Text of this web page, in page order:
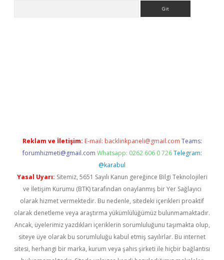
Reklam ve İletişim: E-mail: backlinkpaneli@gmail.com Teams:
forumhizmeti@gmail.com Whatsapp: 0262 606 0 726 Telegram:
@karabul
Yasal Uyarı: Sitemiz, 5651 Sayılı Kanun gereğince Bilgi Teknolojileri
ve İletişim Kurumu (BTK) tarafından onaylanmış bir Yer Sağlayıcı
olarak hizmet vermektedir. Bu nedenle, sitedeki içerikleri proaktif
olarak denetleme veya araştırma yükümlülüğümüz bulunmamaktadır.
Ancak, üyelerimiz yazdıkları içeriklerin sorumluluğunu taşımakta olup,
siteye üye olarak bu sorumluluğu kabul etmiş sayılırlar. Bu internet
sitesi, herhangi bir marka, kurum veya şahıs şirketi ile hiçbir bağlantısı